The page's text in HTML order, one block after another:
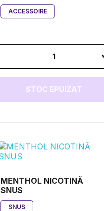
ACCESSOIRE
1
STOC EPUIZAT
MENTHOL NICOTINĂ
SNUS
SNUS